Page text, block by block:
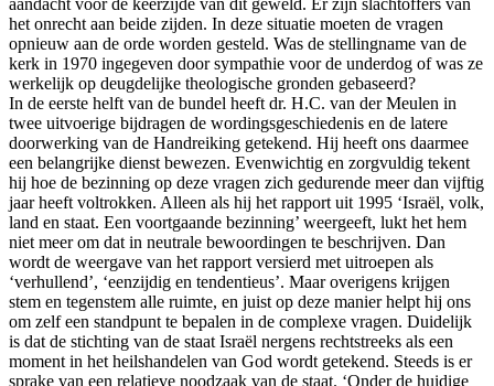
het onrecht aan beide zijden. In deze situatie moeten de vragen
opnieuw aan de orde worden gesteld. Was de stellingname van de
kerk in 1970 ingegeven door sympathie voor de underdog of was ze
werkelijk op deugdelijke theologische gronden gebaseerd?
In de eerste helft van de bundel heeft dr. H.C. van der Meulen in
twee uitvoerige bijdragen de wordingsgeschiedenis en de latere
doorwerking van de Handreiking getekend. Hij heeft ons daarmee
een belangrijke dienst bewezen. Evenwichtig en zorgvuldig tekent
hij hoe de bezinning op deze vragen zich gedurende meer dan vijftig
jaar heeft voltrokken. Alleen als hij het rapport uit 1995 ‘Israël, volk,
land en staat. Een voortgaande bezinning’ weergeeft, lukt het hem
niet meer om dat in neutrale bewoordingen te beschrijven. Dan
wordt de weergave van het rapport versierd met uitroepen als
‘verhullend’, ‘eenzijdig en tendentieus’. Maar overigens krijgen
stem en tegenstem alle ruimte, en juist op deze manier helpt hij ons
om zelf een standpunt te bepalen in de complexe vragen. Duidelijk
is dat de stichting van de staat Israël nergens rechtstreeks als een
moment in het heilshandelen van God wordt getekend. Steeds is er
sprake van een relatieve noodzaak van de staat. ‘Onder de huidige